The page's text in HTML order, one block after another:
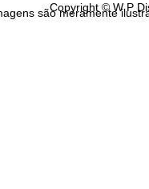
Copyright © W P
são meramente